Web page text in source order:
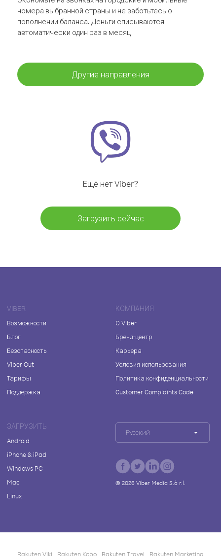
номера выбранной страны и не заботьтесь о
пополнении баланса. Деньги списываются
автоматически один раз в месяц
Другие направления
Ещё нет Viber?
Загрузить сейчас
VIBER
Возможности
Блог
Безопасность
Viber Out
Тарифы
Поддержка
КОМПАНИЯ
О Viber
Бренд-центр
Карьера
Условия использования
Политика конфиденциальности
Customer Complaints Code
ЗАГРУЗИТЬ
Android
iPhone & iPad
Windows PC
Mac
Linux
Русский
© 2026Viber Media S.à r.l.
Rakuten Viki Rakuten Kobo Rakuten Travel Rakuten Marketing